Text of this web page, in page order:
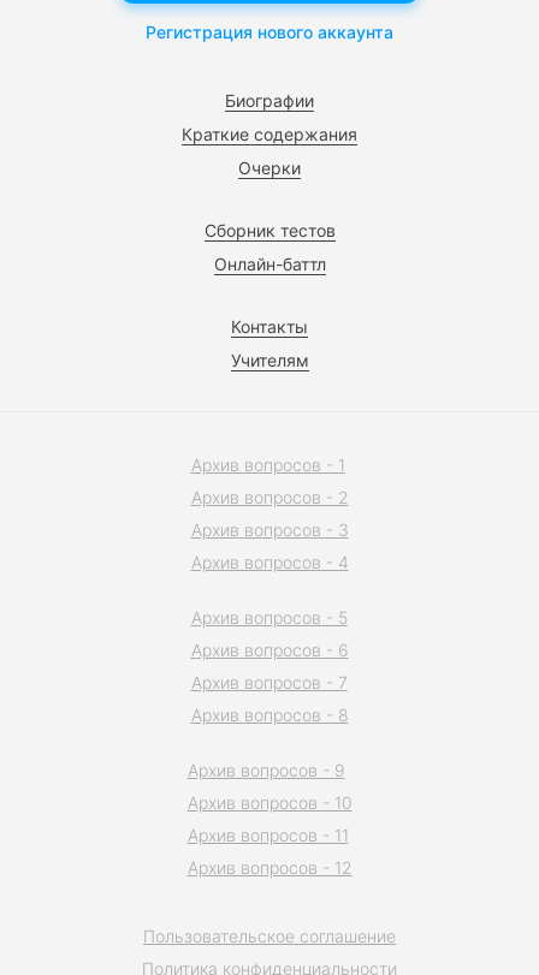
Биографии
Краткие содержания
Очерки
Сборник тестов
Онлайн-баттл
Контакты
Учителям
Регистрация нового аккаунта
Пользовательское соглашение
Политика конфиденциальности
Архив вопросов - 1
Архив вопросов - 2
Архив вопросов - 3
Архив вопросов - 4
Архив вопросов - 5
Архив вопросов - 6
Архив вопросов - 7
Архив вопросов - 8
Архив вопросов - 9
Архив вопросов - 10
Архив вопросов - 11
Архив вопросов - 12